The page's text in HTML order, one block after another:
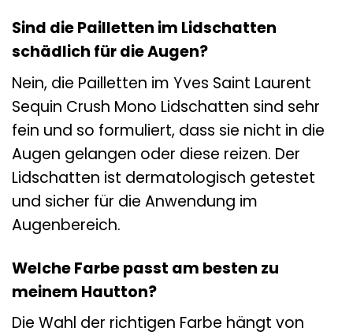
Sind die Pailletten im Lidschatten
schädlich für die Augen?
Nein, die Pailletten im Yves Saint Laurent
Sequin Crush Mono Lidschatten sind sehr
fein und so formuliert, dass sie nicht in die
Augen gelangen oder diese reizen. Der
Lidschatten ist dermatologisch getestet
und sicher für die Anwendung im
Augenbereich.
Welche Farbe passt am besten zu
meinem Hautton?
Die Wahl der richtigen Farbe hängt von